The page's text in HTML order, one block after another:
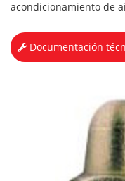
acondicionamiento de
Documentación